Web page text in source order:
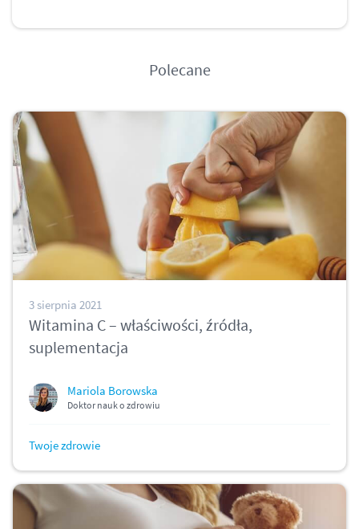
Polecane
3 sierpnia 2021
Witamina C – właściwości, źródła,
suplementacja
Mariola Borowska
Doktor nauk o zdrowiu
Twoje zdrowie